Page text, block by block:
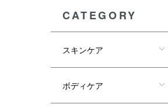
CATEGORY
スキンケア
ボディケア